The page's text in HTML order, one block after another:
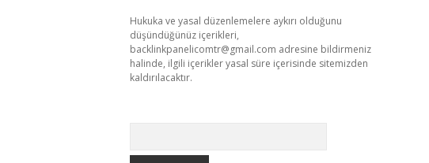
Hukuka ve yasal düzenlemelere aykırı olduğunu
düşündüğünüz içerikleri,
backlinkpanelicomtr@gmail.com adresine bildirmeniz
halinde, ilgili içerikler yasal süre içerisinde sitemizden
kaldırılacaktır.